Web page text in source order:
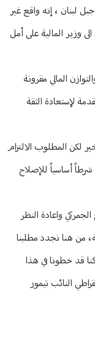
لبنان ، إنه واقع غير
وزير المالية على أمل
المالي مقرونة
لإستعادة الثقة
لكن المطلوب الالتزام
أساسياً للإصلاح
واعادة النظر
من هنا نجدد مطلبنا
قد خطونا في هذا
النائب تيمور